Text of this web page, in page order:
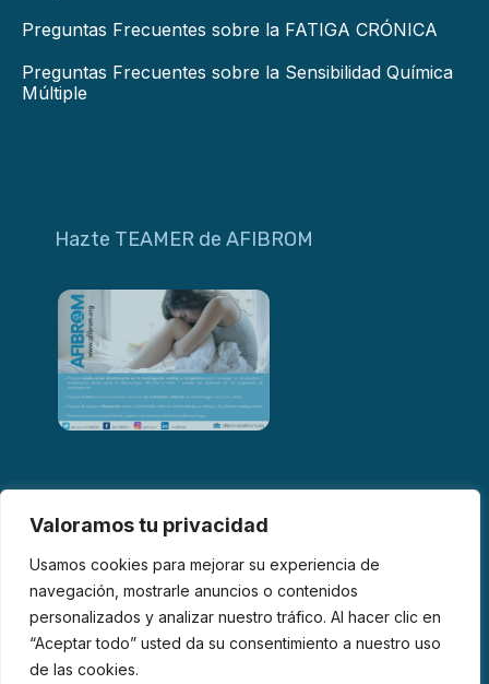
Valoramos tu privacidad
Usamos cookies para mejorar su experiencia de
navegación, mostrarle anuncios o contenidos
personalizados y analizar nuestro tráfico. Al hacer clic en
“Aceptar todo” usted da su consentimiento a nuestro uso
de las cookies.
Preguntas Frecuentes sobre la FATIGA CRÓNICA
Preguntas Frecuentes sobre la Sensibilidad Química
Múltiple
Hazte TEAMER de AFIBROM
© 2026 AFIBROM. Todos los derechos reservados.